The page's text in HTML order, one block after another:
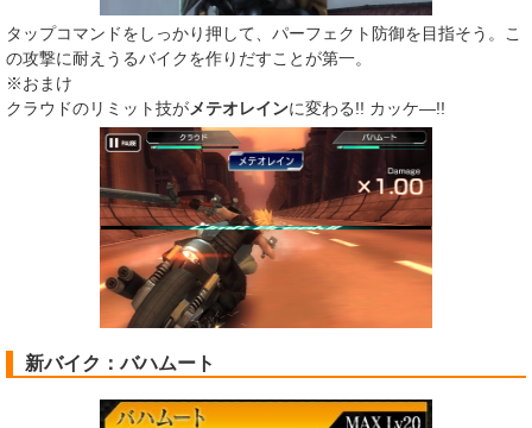
タップコマンドをしっかり押して、パーフェクト防御を目指そう。こ
の攻撃に耐えうるバイクを作りだすことが第一。
※おまけ
クラウドのリミット技がメテオレインに変わる!! カッケ―!!
新バイク：バハムート